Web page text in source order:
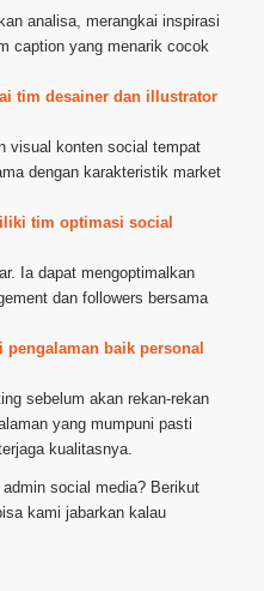
analisa, merangkai inspirasi
caption yang menarik cocok
tim desainer dan illustrator
visual konten social tempat
dengan karakteristik market
tim optimasi social
Ia dapat mengoptimalkan
dan followers bersama
baik personal
sebelum akan rekan-rekan
yang mumpuni pasti
kualitasnya.
social media? Berikut
kami jabarkan kalau